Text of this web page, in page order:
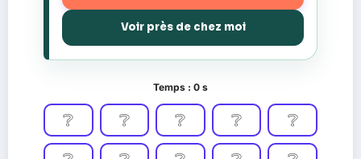
Voir près de chez moi
Temps : 0 s
❔ ❔ ❔ ❔
❔